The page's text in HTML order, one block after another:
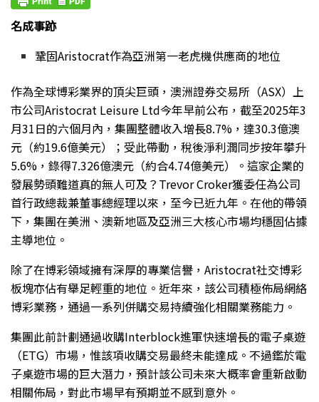
名成事跡
鞏固Aristocrat作為亞洲第一老虎機供應商的地位
作為全球博彩業界的頂尖巨頭，澳洲證券交易所（ASX）上
市公司Aristocrat Leisure Ltd今年早前公布，截至2025年3
月31日的六個月內，集團整體收入增長8.7%，達30.3億澳
元（約19.6億美元）；受此帶動，稅後淨利潤同步按年攀升
5.6%，錄得7.326億澳元（約合4.74億美元）。這家企業的
發展勢頭難道真的無人可及？Trevor Croker獲委任為公司
首行政總裁兼董事總經理以來，至今已近九年。在他的帶領
下，集團在美洲、澳新地區及亞洲三大核心市場均穩固佔據
主導地位。
除了在博彩領域擁有深厚的專業信譽，Aristocrat社交博彩
板塊亦佔有舉足輕重的地位。近年來，該公司積極佈局網絡
博彩業務，通過一系列併購交易持續強化相關業務能力。
集團此前計劃通過收購Interblock進軍快速增長的電子桌遊
（ETG）市場，惟該項收購交易最終未能達成。不過鑑於電
子桌遊市場的巨大潛力，預計該公司未來大概率會重新啟動
相關佈局，對此市場早有預期並不感到意外。